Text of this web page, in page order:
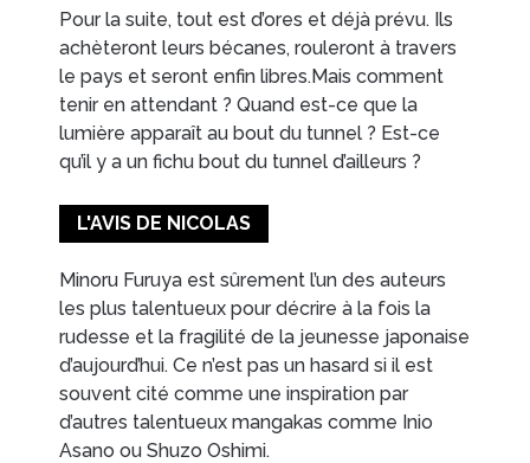
Pour la suite, tout est d’ores et déjà prévu. Ils
achèteront leurs bécanes, rouleront à travers
le pays et seront enfin libres.Mais comment
tenir en attendant ? Quand est-ce que la
lumière apparaît au bout du tunnel ? Est-ce
qu’il y a un fichu bout du tunnel d’ailleurs ?
L'AVIS DE NICOLAS
Minoru Furuya est sûrement l’un des auteurs
les plus talentueux pour décrire à la fois la
rudesse et la fragilité de la jeunesse japonaise
d’aujourd’hui. Ce n’est pas un hasard si il est
souvent cité comme une inspiration par
d’autres talentueux mangakas comme Inio
Asano ou Shuzo Oshimi.